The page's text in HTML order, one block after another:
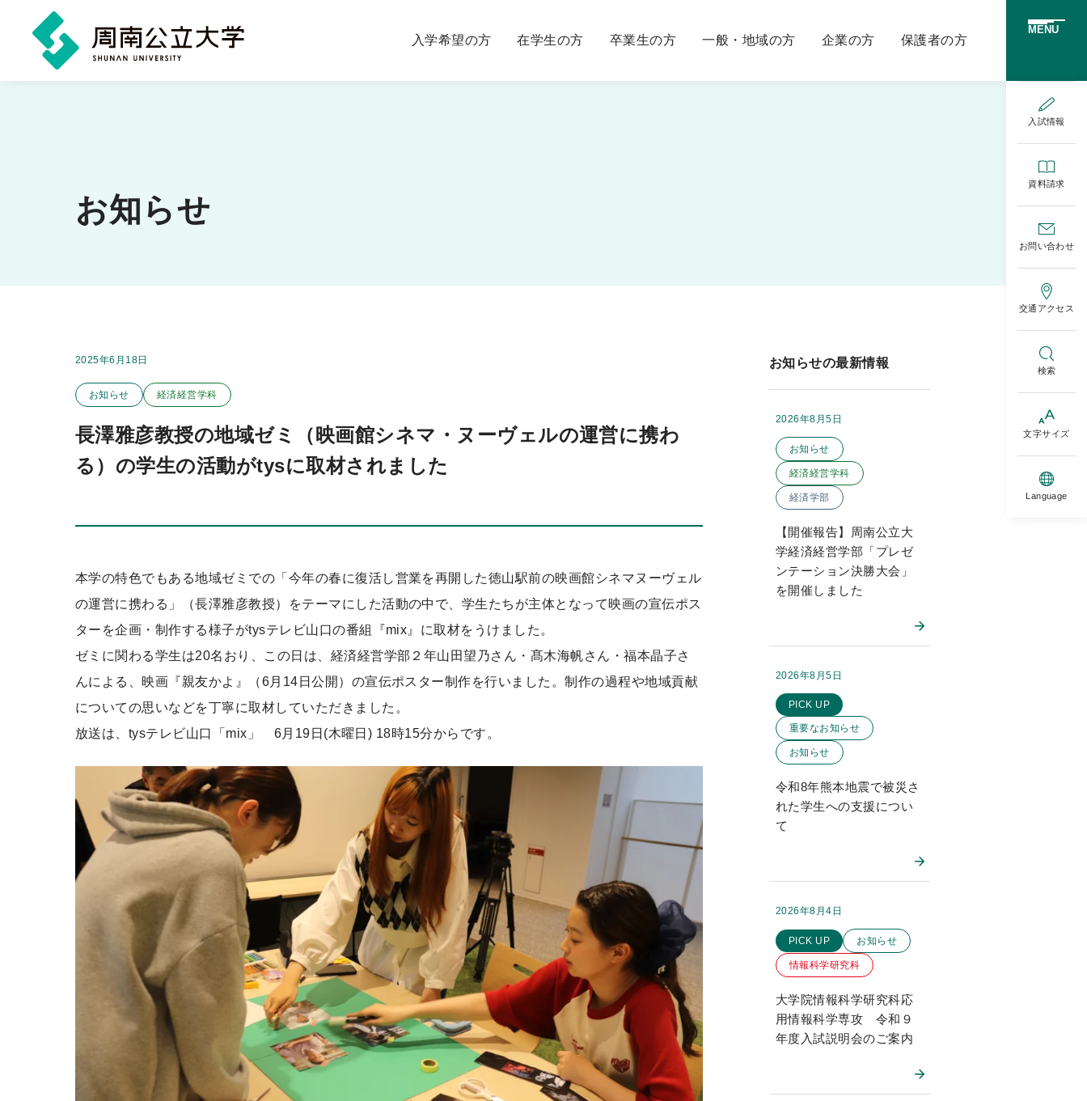
入学希望の方 在学生の方 卒業生の方 一般・地域の方 企業の方 保護者の方
MENU
入試情報
資料請求
お問い合わせ
交通アクセス
検索
文字サイズ
Language
お知らせ
掲載日：
2025年6月18日
この投稿のカテゴリー
お知らせ 経済経営学科
長澤雅彦教授の地域ゼミ（映画館シネマ・ヌーヴェルの運営に携わ
る）の学生の活動がtysに取材されました
本学の特色でもある地域ゼミでの「今年の春に復活し営業を再開した徳山駅前の映画館シネマヌーヴェル
の運営に携わる」（長澤雅彦教授）をテーマにした活動の中で、学生たちが主体となって映画の宣伝ポス
ターを企画・制作する様子がtysテレビ山口の番組『mix』に取材をうけました。
ゼミに関わる学生は20名おり、この日は、経済経営学部２年山田望乃さん・髙木海帆さん・福本晶子さ
んによる、映画『親友かよ』（6月14日公開）の宣伝ポスター制作を行いました。制作の過程や地域貢献
についての思いなどを丁寧に取材していただきました。
放送は、 tysテレビ山口「mix」 6月19日(木曜日) 18時15分からです。
お知らせの最新情報
掲載日：
2026年8月5日
このお知らせのカテゴリー
お知らせ
経済経営学科
経済学部
【開催報告】周南公立大
学経済経営学部「プレゼ
ンテーション決勝大会」
を開催しました
掲載日：
2026年8月5日
このお知らせのカテゴリー
PICK UP
重要なお知らせ
お知らせ
令和8年熊本地震で被災さ
れた学生への支援につい
て
掲載日：
2026年8月4日
このお知らせのカテゴリー
PICK UP お知らせ
情報科学研究科
大学院情報科学研究科応
用情報科学専攻 令和９
年度入試説明会のご案内